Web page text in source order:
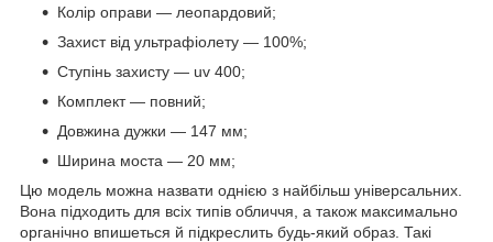
Колір оправи — леопардовий;
Захист від ультрафіолету — 100%;
Ступінь захисту — uv 400;
Комплект — повний;
Довжина дужки — 147 мм;
Ширина моста — 20 мм;
Цю модель можна назвати однією з найбільш універсальних.
Вона підходить для всіх типів обличчя, а також максимально
органічно впишеться й підкреслить будь-який образ. Такі